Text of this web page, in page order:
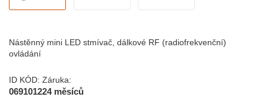
Nástěnný mini LED stmívač, dálkové RF (radiofrekvenční)
ovládání
ID KÓD:
0691012
Záruka:
24 měsíců